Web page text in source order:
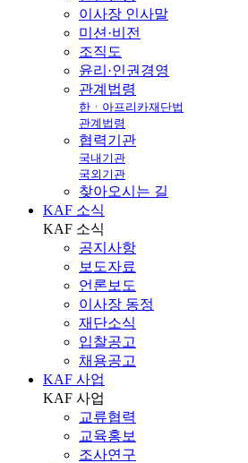
이사장 인사말
미션·비전
조직도
윤리·인권경영
관계법령
한ㆍ아프리카재단법
관계법령
협력기관
국내기관
국외기관
찾아오시는 길
KAF 소식
KAF 소식
공지사항
보도자료
언론보도
이사장 동정
재단소식
입찰공고
채용공고
KAF 사업
KAF 사업
교류협력
교육홍보
조사연구